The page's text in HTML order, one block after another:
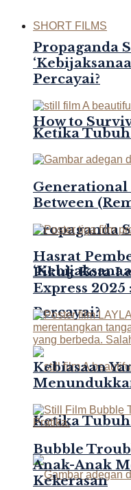
SHORT FILMS
How to
Propaganda
Percayai?
Ketika
Propaganda
Percayai?
Ketika
Between
Hasrat
Pikuk Kota
Express 2025
Kebiasaan
Bubble
Anak-Anak
Kekerasan